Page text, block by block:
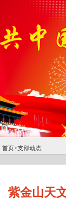
首页>支部动态
紫金山天